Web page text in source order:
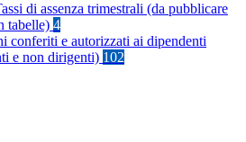
di assenza trimestrali (da pubblicare
tabelle) 4
conferiti e autorizzati ai dipendenti
e non dirigenti) 102